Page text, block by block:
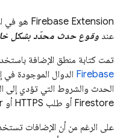
Firebase Extension هو في
عند وقوع حدث محدّد بشكل
تمت كتابة منطق الإضافة
Firebase الدوال الموجودة
الحدث والشروط التي تؤدي إلى
Firestore أو طلب HTTPS أو
على الرغم من أن الإضافات تستخدم